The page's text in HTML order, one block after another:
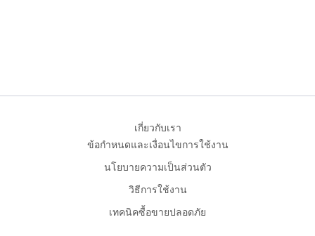
เกี่ยวกับเรา
ข้อกำหนดและเงื่อนไขการใช้งาน
นโยบายความเป็นส่วนตัว
วิธีการใช้งาน
เทคนิคซื้อขายปลอดภัย